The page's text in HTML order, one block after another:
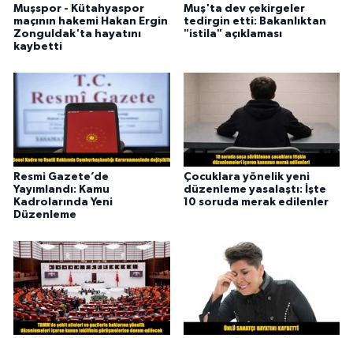
Muşspor - Kütahyaspor
maçının hakemi Hakan Ergin
Zonguldak'ta hayatını
kaybetti
Muş'ta dev çekirgeler
tedirgin etti: Bakanlıktan
"istila" açıklaması
Resmi Gazete’de
Yayımlandı: Kamu
Kadrolarında Yeni
Düzenleme
Çocuklara yönelik yeni
düzenleme yasalaştı: İşte
10 soruda merak edilenler